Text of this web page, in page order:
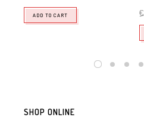
ADD TO CART €
SHOP ONLINE